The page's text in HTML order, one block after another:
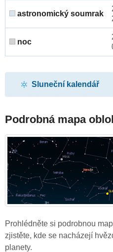
astronomický soumrak
noc
Sluneční kalendář
Podrobná mapa
Prohlédněte si podrobnou
zjistěte, kde se nacházejí
planety.